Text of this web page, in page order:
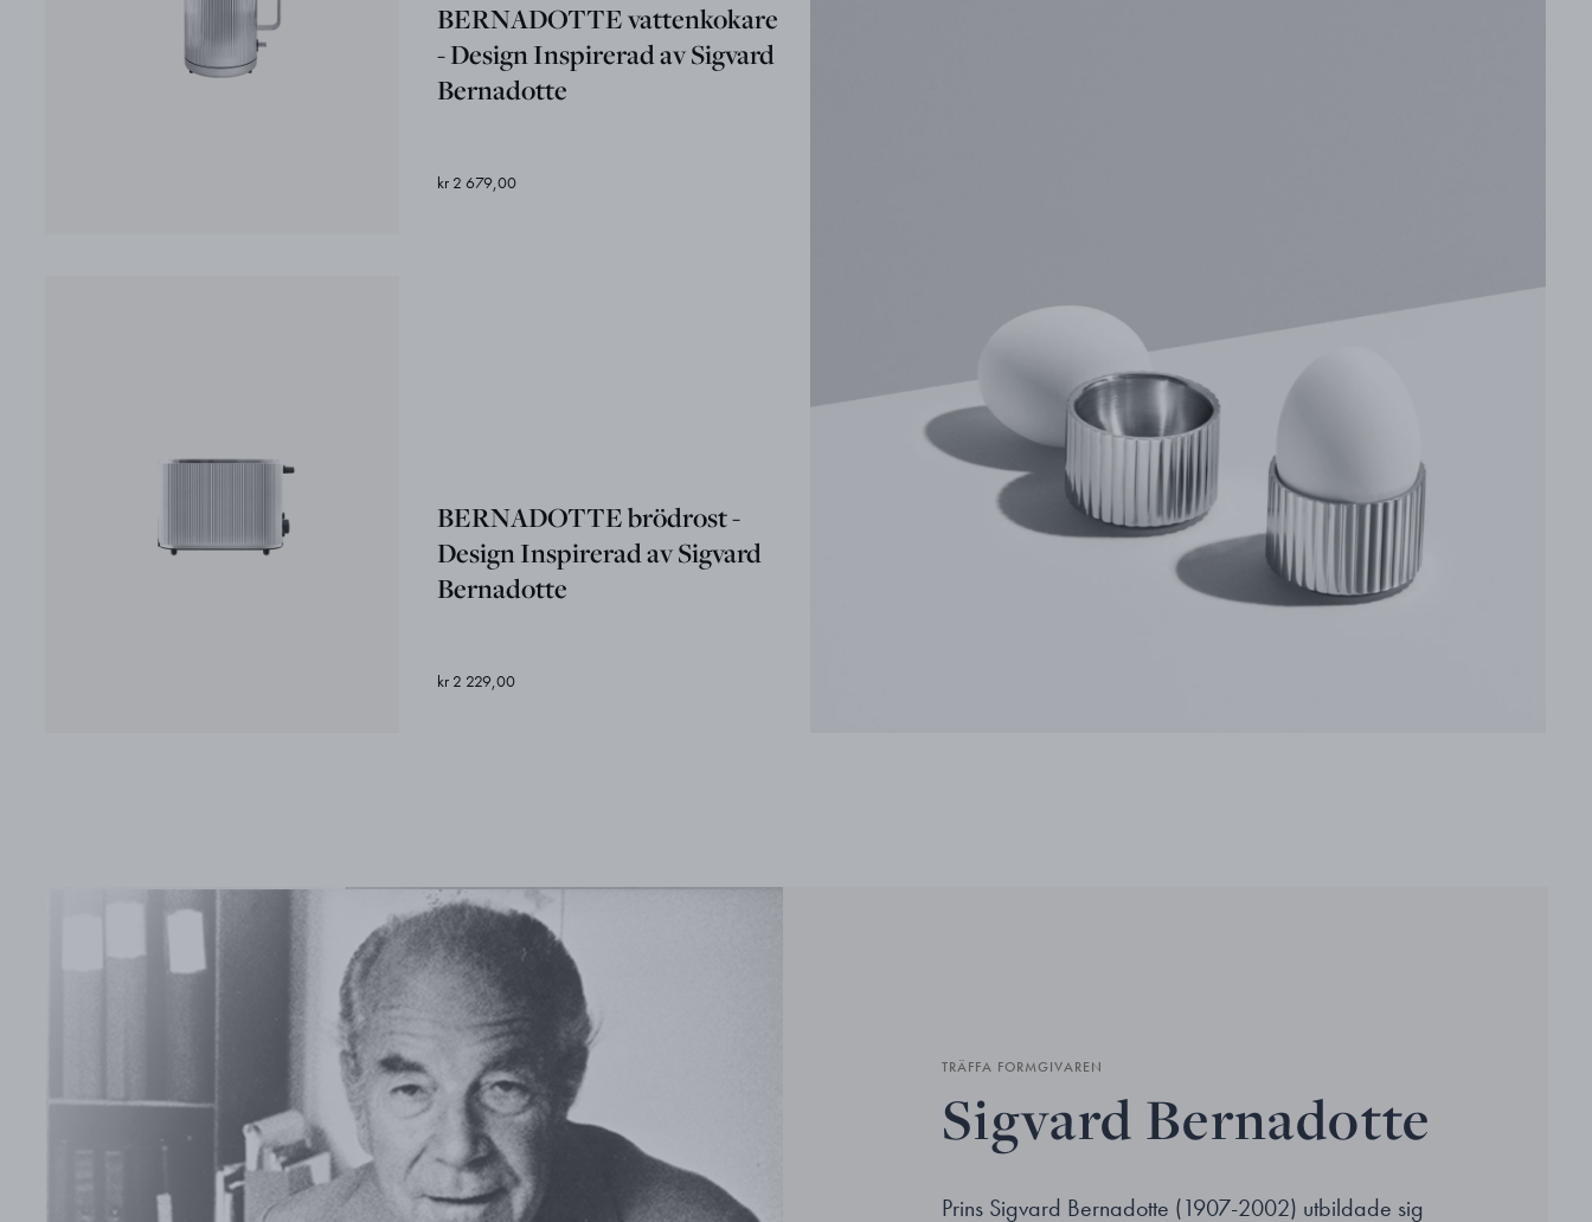
BERNADOTTE vattenkokare
- Design Inspirerad av Sigvard
Bernadotte
kr 2 679,00
BERNADOTTE brödrost -
Design Inspirerad av Sigvard
Bernadotte
kr 2 229,00
TRÄFFA FORMGIVAREN
Sigvard Bernadotte
Prins Sigvard Bernadotte (1907-2002) utbildade sig